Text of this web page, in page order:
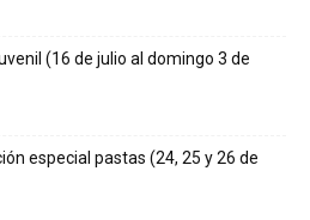
(16 de julio al domingo 3 de
especial pastas (24, 25 y 26 de